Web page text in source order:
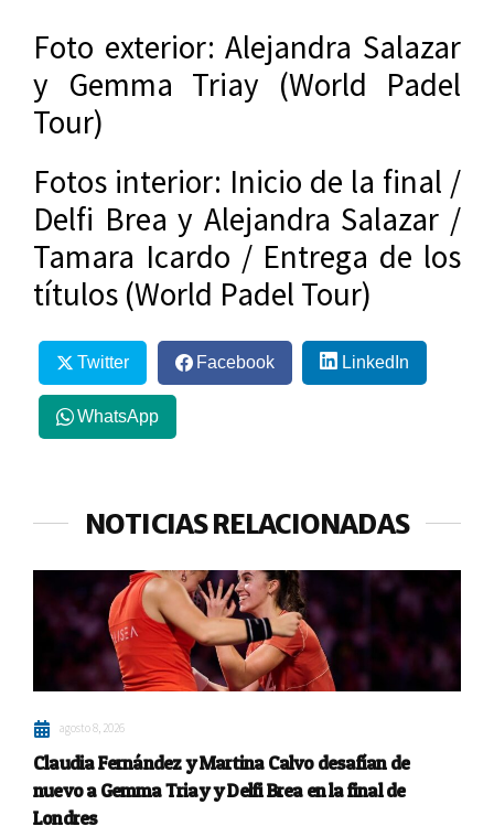
Foto exterior: Alejandra Salazar
y Gemma Triay (World Padel
Tour)
Fotos interior: Inicio de la final /
Delfi Brea y Alejandra Salazar /
Tamara Icardo / Entrega de los
títulos (World Padel Tour)
Twitter Facebook LinkedIn
WhatsApp
NOTICIAS RELACIONADAS
agosto 8, 2026
Claudia Fernández y Martina Calvo desafían de
nuevo a Gemma Triay y Delfi Brea en la final de
Londres